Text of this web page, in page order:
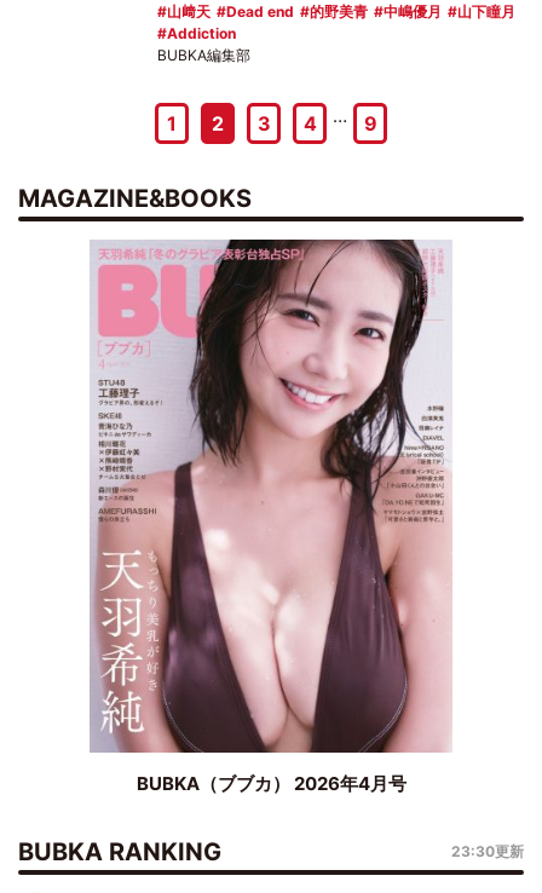
山﨑天
Dead end 的野美青 中嶋優月
山下瞳月
Addiction
BUBKA編集部
1 2 3 4 … 9
MAGAZINE&BOOKS
BUBKA（ブブカ） 2026年4月号
BUBKA RANKING 23:30更新